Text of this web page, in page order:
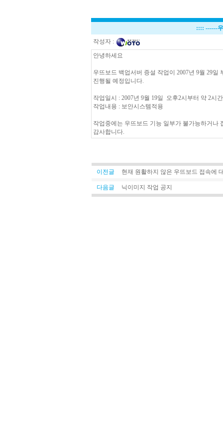
:::: ------
작성자 :
안녕하세요
우뜨보드 백업서버 증설 작업이 2007년 9월 29일
진행될 예정입니다.
작업일시 : 2007년 9월 19일 오후2시부터 약 2시
작업내용 : 보안시스템적용
작업중에는 우뜨보드 기능 일부가 불가능하거나
감사합니다.
이전글 현재 원활하지 않은 우뜨보드 접속에
다음글 닉이미지 작업 공지